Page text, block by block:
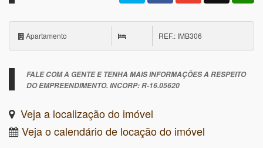
Apartamento REF.: IMB306
FALE COM A GENTE E TENHA MAIS INFORMAÇÕES A RESPEITO
DO EMPREENDIMENTO. INCORP: R-16.05620
Veja a localização do imóvel
Veja o calendário de locação do imóvel